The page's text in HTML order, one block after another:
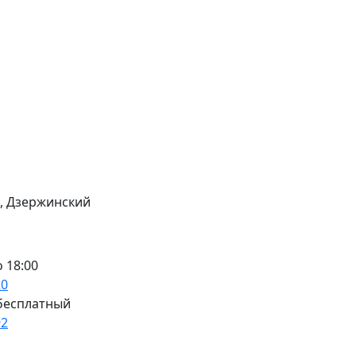
Дзержинский
18:00